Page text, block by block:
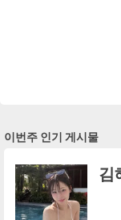
이번주 인기 게시물
김